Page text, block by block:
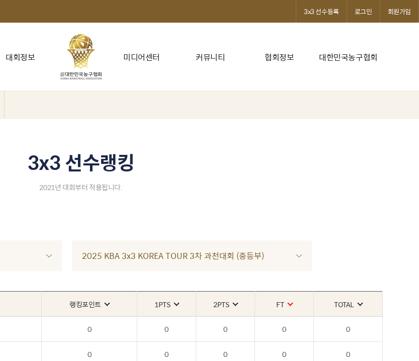
대회정보 미디어센터 커뮤니티 협회정보 대한민국농구협회
3x3 선수등록 로그인 회원가입
3x3 선수랭킹
2021년 대회부터 적용됩니다.
2025 KBA 3x3 KOREA TOUR 3차 과천대회 (중등부)
랭킹포인트 1PTS 2PTS FT TOTAL
0 0 0 0 0
0 0 0 0 0